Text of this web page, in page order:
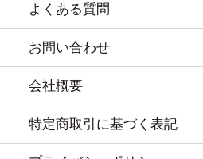
よくある質問
お問い合わせ
会社概要
特定商取引に基づく表記